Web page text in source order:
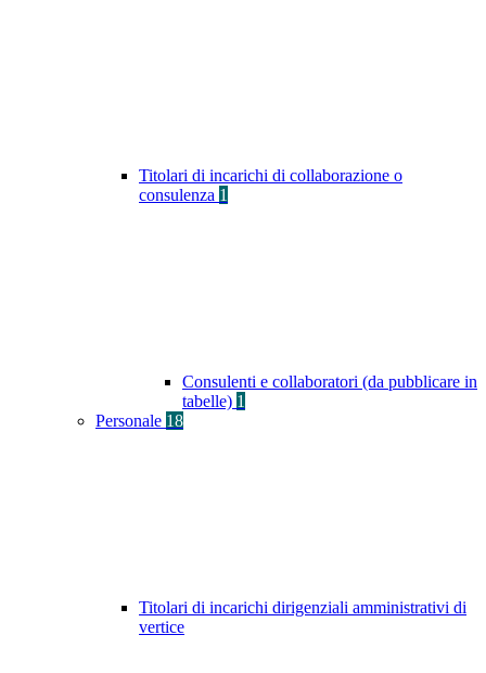
Titolari di incarichi di collaborazione o
consulenza 1
Consulenti e collaboratori (da pubblicare in
tabelle) 1
Personale 18
Titolari di incarichi dirigenziali amministrativi di
vertice